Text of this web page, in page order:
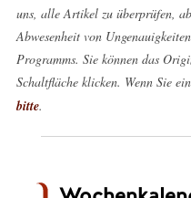
uns, alle Artikel zu überprüfen,
Abwesenheit von
Programms. Sie können das
Schaltfläche klicken. Wenn Sie
bitte.